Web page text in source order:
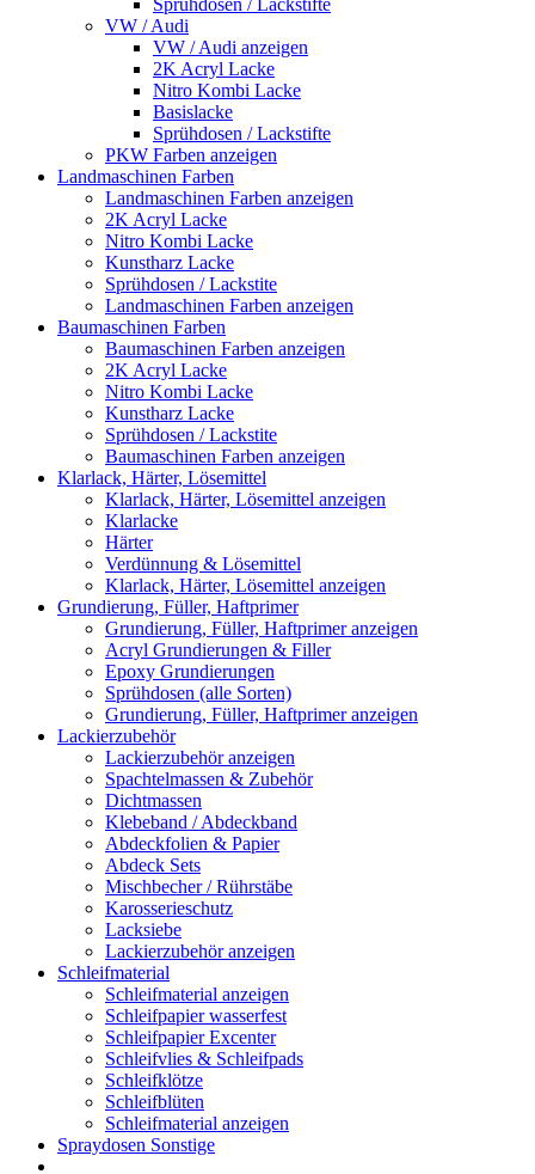
Sprühdosen / Lackstifte
VW / Audi
VW / Audi anzeigen
2K Acryl Lacke
Nitro Kombi Lacke
Basislacke
Sprühdosen / Lackstifte
PKW Farben anzeigen
Landmaschinen Farben
Landmaschinen Farben anzeigen
2K Acryl Lacke
Nitro Kombi Lacke
Kunstharz Lacke
Sprühdosen / Lackstite
Landmaschinen Farben anzeigen
Baumaschinen Farben
Baumaschinen Farben anzeigen
2K Acryl Lacke
Nitro Kombi Lacke
Kunstharz Lacke
Sprühdosen / Lackstite
Baumaschinen Farben anzeigen
Klarlack, Härter, Lösemittel
Klarlack, Härter, Lösemittel anzeigen
Klarlacke
Härter
Verdünnung & Lösemittel
Klarlack, Härter, Lösemittel anzeigen
Grundierung, Füller, Haftprimer
Grundierung, Füller, Haftprimer anzeigen
Acryl Grundierungen & Filler
Epoxy Grundierungen
Sprühdosen (alle Sorten)
Grundierung, Füller, Haftprimer anzeigen
Lackierzubehör
Lackierzubehör anzeigen
Spachtelmassen & Zubehör
Dichtmassen
Klebeband / Abdeckband
Abdeckfolien & Papier
Abdeck Sets
Mischbecher / Rührstäbe
Karosserieschutz
Lacksiebe
Lackierzubehör anzeigen
Schleifmaterial
Schleifmaterial anzeigen
Schleifpapier wasserfest
Schleifpapier Excenter
Schleifvlies & Schleifpads
Schleifklötze
Schleifblüten
Schleifmaterial anzeigen
Spraydosen Sonstige